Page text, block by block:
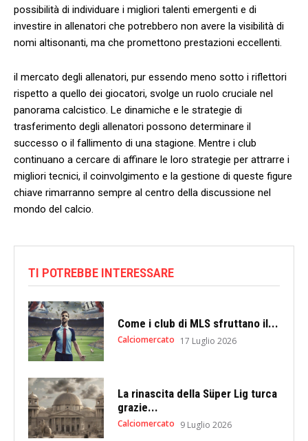
possibilità di ⁢individuare i migliori talenti emergenti e di
‍investire in allenatori che potrebbero non ‌avere⁤ la visibilità di
nomi altisonanti, ma⁢ che promettono prestazioni eccellenti.
il ​mercato degli allenatori, ‌pur ⁢essendo meno sotto i ​riflettori
rispetto a quello dei giocatori, ⁤svolge un ruolo ⁣cruciale⁤ nel
panorama calcistico. Le‍ dinamiche e ‍le strategie di
trasferimento⁤ degli allenatori⁤ possono⁢ determinare il
‍successo ⁣o il fallimento ​di una stagione.⁢ Mentre i club
continuano‍ a⁢ cercare ​di affinare‍ le loro strategie ​per attrarre i
migliori ⁢tecnici, il ​coinvolgimento e la⁢ gestione‌ di ​queste figure
chiave rimarranno‍ sempre al centro della discussione nel
⁣mondo del ‍calcio.
TI POTREBBE INTERESSARE
Come i club di MLS sfruttano il...
Calciomercato 17 Luglio 2026
La rinascita della Süper Lig turca
grazie...
Calciomercato 9 Luglio 2026